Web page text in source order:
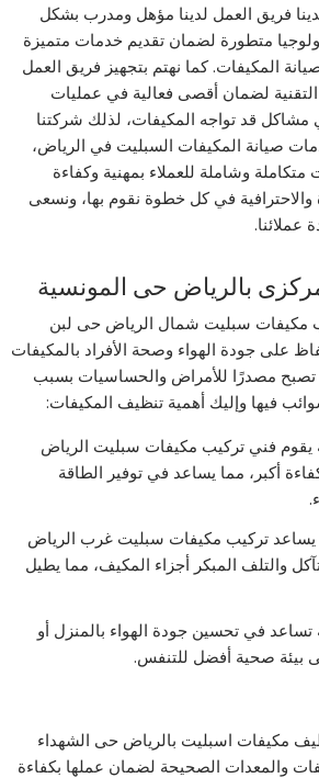
فريق العمل لدينا مؤهل ومدرب بشكل
متطورة لضمان تقديم خدمات متميزة
المكيفات. كما نهتم بتجهيز فريق العمل
التقنية لضمان أقصى فعالية في عمليات
قد تواجه المكيفات، لذلك شركتنا
صيانة المكيفات السبليت في الرياض،
وشاملة للعملاء بمهنية وكفاءة
والاحترافية في كل خطوة نقوم بها، ونسعى
عملائنا.
بالرياض حى المونسية
مكيفات سبليت شمال الرياض حى لبن
على جودة الهواء وصحة الأفراد بالمكيفات
تصبح مصدرًا للأمراض والحساسيات بسبب
فيها وإليك أهمية تنظيف المكيفات:
يقوم فني تركيب مكيفات سبليت الرياض
أكبر، مما يساعد في توفير الطاقة
يساعد تركيب مكيفات سبليت غرب الرياض
والتلف المبكر أجزاء المكيف، مما يطيل
تساعد في تحسين جودة الهواء بالمنزل أو
بيئة صحية أفضل للتنفس.
مكيفات اسبليت بالرياض حى الشهداء
والمعدات الصحيحة لضمان عملها بكفاءة